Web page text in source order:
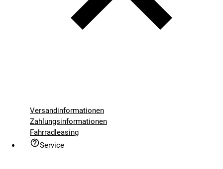
Versandinformationen
Zahlungsinformationen
Fahrradleasing
Service